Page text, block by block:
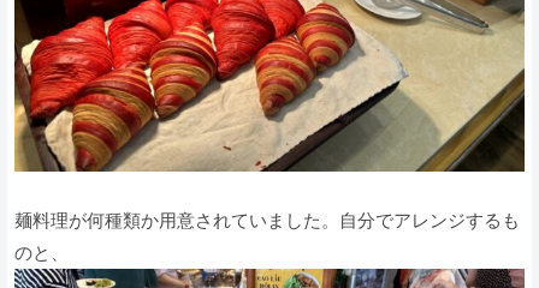
麺料理が何種類か用意されていました。自分でアレンジするも
のと、